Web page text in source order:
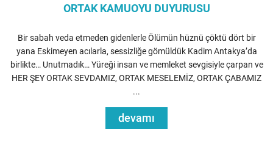
ORTAK KAMUOYU DUYURUSU
Bir sabah veda etmeden gidenlerle Ölümün hüznü çöktü dört bir
yana Eskimeyen acılarla, sessizliğe gömüldük Kadim Antakya’da
birlikte… Unutmadık… Yüreği insan ve memleket sevgisiyle çarpan ve
HER ŞEY ORTAK SEVDAMIZ, ORTAK MESELEMİZ, ORTAK ÇABAMIZ
...
devamı